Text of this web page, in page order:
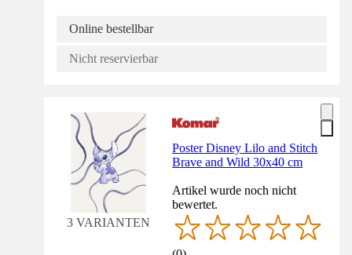
Online bestellbar
Nicht reservierbar
3 VARIANTEN
Poster Disney Lilo and Stitch
Brave and Wild 30x40 cm
Artikel wurde noch nicht
bewertet.